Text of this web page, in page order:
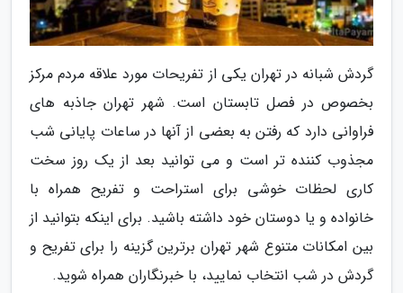
گردش شبانه در تهران یکی از تفریحات مورد علاقه مردم مرکز
بخصوص در فصل تابستان است. شهر تهران جاذبه های
فراوانی دارد که رفتن به بعضی از آنها در ساعات پایانی شب
مجذوب کننده تر است و می توانید بعد از یک روز سخت
کاری لحظات خوشی برای استراحت و تفریح همراه با
خانواده و یا دوستان خود داشته باشید. برای اینکه بتوانید از
بین امکانات متنوع شهر تهران برترین گزینه را برای تفریح و
گردش در شب انتخاب نمایید، با خبرنگاران همراه شوید.